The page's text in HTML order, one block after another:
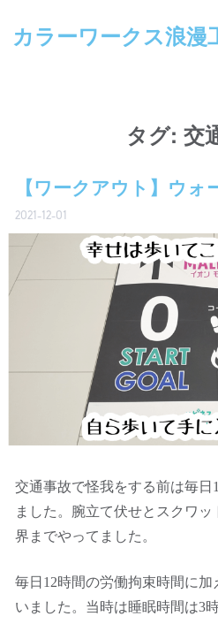
カラーワークス浪漫
タグ:交
【ワークアウト】ウォ
2021-12-01
交通事故で怪我をする前は毎日
ました。腕立て伏せとスクワ
界までやってました。
毎日12時間の労働拘束時間に
いました。当時は睡眠時間は3